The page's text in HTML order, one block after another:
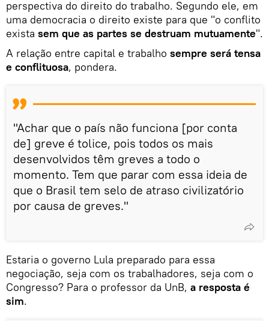
perspectiva do direito do trabalho. Segundo ele, em
uma democracia o direito existe para que "o conflito
exista sem que as partes se destruam mutuamente".
A relação entre capital e trabalho sempre será tensa
e conflituosa, pondera.
"Achar que o país não funciona [por conta
de] greve é tolice, pois todos os mais
desenvolvidos têm greves a todo o
momento. Tem que parar com essa ideia de
que o Brasil tem selo de atraso civilizatório
por causa de greves."
Estaria o governo Lula preparado para essa
negociação, seja com os trabalhadores, seja com o
Congresso? Para o professor da UnB, a resposta é
sim.